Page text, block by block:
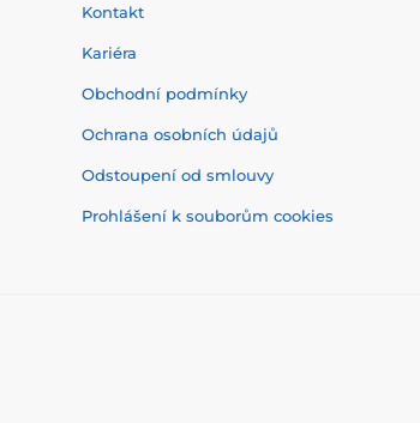
Kontakt
Kariéra
Obchodní podmínky
Ochrana osobních údajů
Odstoupení od smlouvy
Prohlášení k souborům cookies